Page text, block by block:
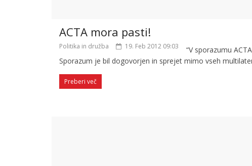
ACTA mora pasti!
Politika in družba 19. Feb 2012 09:03
“V sporazumu
Sporazum je bil dogovorjen in sprejet mimo vseh
Preberi več